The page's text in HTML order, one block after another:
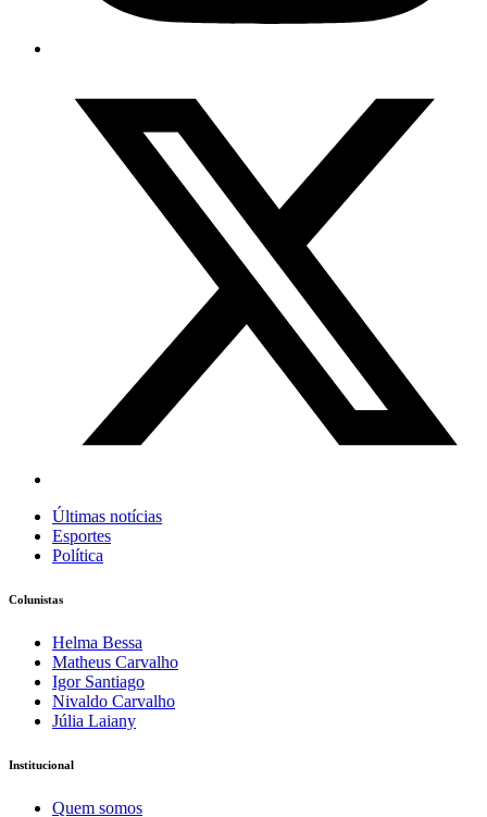
Últimas notícias
Esportes
Política
Colunistas
Helma Bessa
Matheus Carvalho
Igor Santiago
Nivaldo Carvalho
Júlia Laiany
Institucional
Quem somos